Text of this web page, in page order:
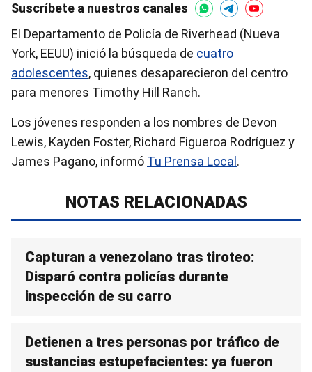
Suscríbete a nuestros canales
El Departamento de Policía de Riverhead (Nueva
York, EEUU) inició la búsqueda de cuatro
adolescentes, quienes desaparecieron del centro
para menores Timothy Hill Ranch.
Los jóvenes responden a los nombres de Devon
Lewis, Kayden Foster, Richard Figueroa Rodríguez y
James Pagano, informó Tu Prensa Local .
NOTAS RELACIONADAS
Capturan a venezolano tras tiroteo:
Disparó contra policías durante
inspección de su carro
Detienen a tres personas por tráfico de
sustancias estupefacientes: ya fueron